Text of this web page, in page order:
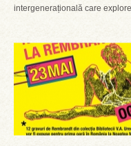
intergenerațională care